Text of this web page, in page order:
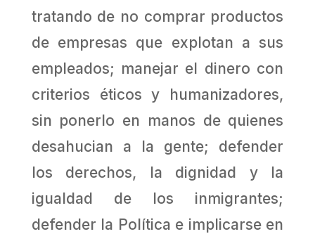
tratando de no comprar productos
de empresas que explotan a sus
empleados; manejar el dinero con
criterios éticos y humanizadores,
sin ponerlo en manos de quienes
desahucian a la gente; defender
los derechos, la dignidad y la
igualdad de los inmigrantes;
defender la Política e implicarse en